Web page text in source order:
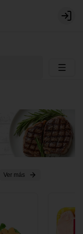
Login
Ver más